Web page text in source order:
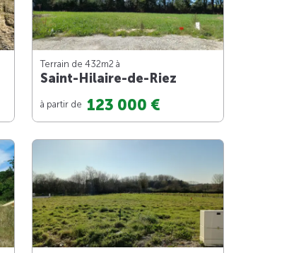
Terrain de 432m2 à
Saint-Hilaire-de-Riez
à partir de 123 000 €